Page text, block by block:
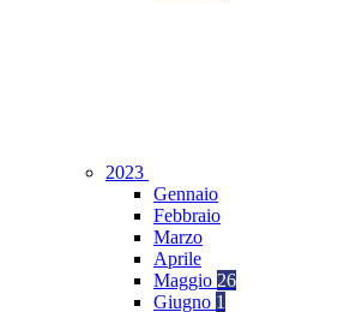
2023
Gennaio
Febbraio
Marzo
Aprile
Maggio 26
Giugno 1